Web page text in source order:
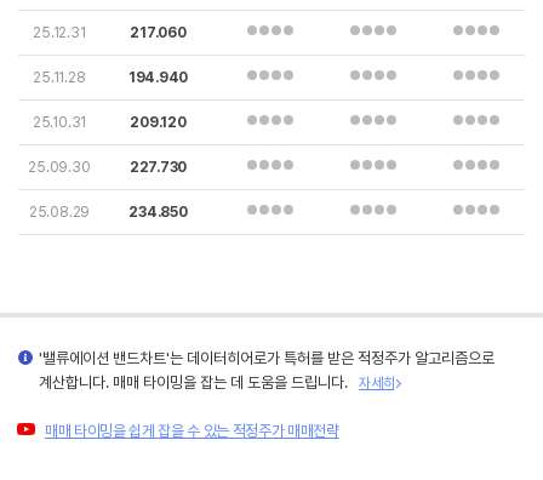
25.12.31 217.060
25.11.28 194.940
25.10.31 209.120
25.09.30 227.730
25.08.29 234.850
'밸류에이션 밴드차트'는 데이터히어로가 특허를 받은 적정주가 알고리즘으로
계산합니다. 매매 타이밍을 잡는 데 도움을 드립니다.
자세히
매매 타이밍을 쉽게 잡을 수 있는 적정주가 매매전략